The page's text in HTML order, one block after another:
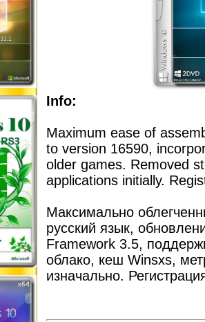
Info:
Maximum ease of
to version 16590,
older games. Removed
applications initially.
Максимально
русский язык,
Framework 3.5,
облако, кеш Winsxs,
изначально.